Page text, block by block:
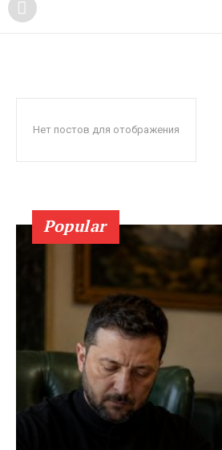
Нет постов для отображения
Popular